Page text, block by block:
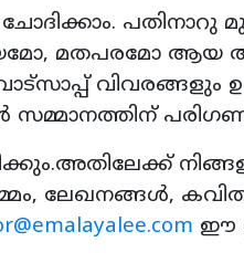
മതപരമോ
വിവരങ്ങളും
സമ്മാനത്തിന്
ലേഖനങ്ങൾ,
ഈ